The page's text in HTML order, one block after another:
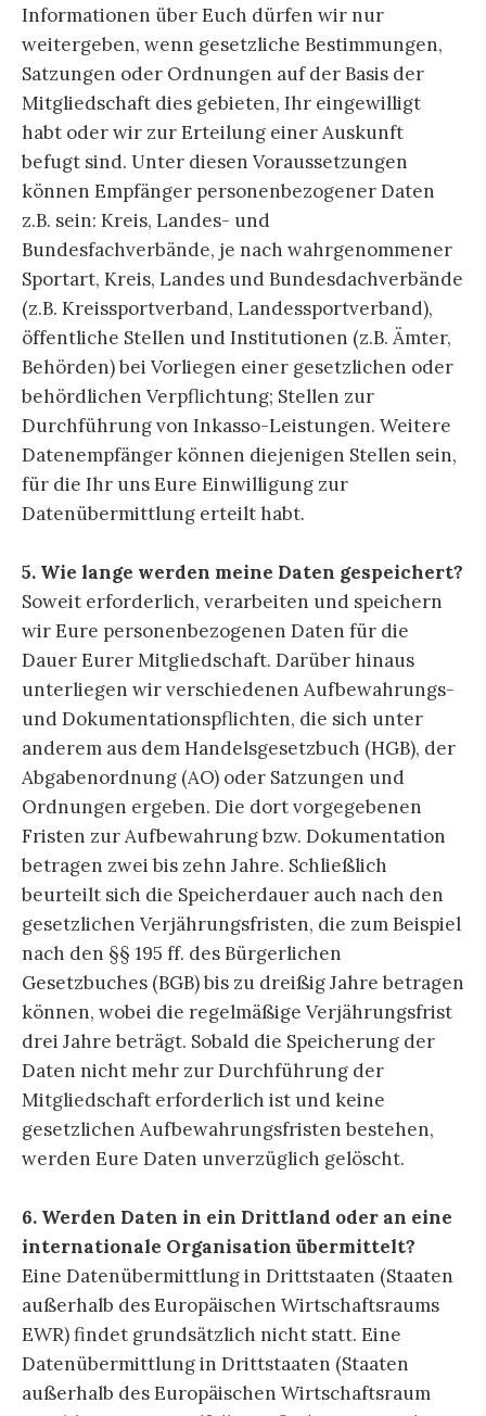
Informationen über Euch dürfen wir nur
weitergeben, wenn gesetzliche Bestimmungen,
Satzungen oder Ordnungen auf der Basis der
Mitgliedschaft dies gebieten, Ihr eingewilligt
habt oder wir zur Erteilung einer Auskunft
befugt sind. Unter diesen Voraussetzungen
können Empfänger personenbezogener Daten
z.B. sein: Kreis, Landes- und
Bundesfachverbände, je nach wahrgenommener
Sportart, Kreis, Landes und Bundesdachverbände
(z.B. Kreissportverband, Landessportverband),
öffentliche Stellen und Institutionen (z.B. Ämter,
Behörden) bei Vorliegen einer gesetzlichen oder
behördlichen Verpflichtung; Stellen zur
Durchführung von Inkasso-Leistungen. Weitere
Datenempfänger können diejenigen Stellen sein,
für die Ihr uns Eure Einwilligung zur
Datenübermittlung erteilt habt.
5. Wie lange werden meine Daten gespeichert?
Soweit erforderlich, verarbeiten und speichern
wir Eure personenbezogenen Daten für die
Dauer Eurer Mitgliedschaft. Darüber hinaus
unterliegen wir verschiedenen Aufbewahrungs-
und Dokumentationspflichten, die sich unter
anderem aus dem Handelsgesetzbuch (HGB), der
Abgabenordnung (AO) oder Satzungen und
Ordnungen ergeben. Die dort vorgegebenen
Fristen zur Aufbewahrung bzw. Dokumentation
betragen zwei bis zehn Jahre. Schließlich
beurteilt sich die Speicherdauer auch nach den
gesetzlichen Verjährungsfristen, die zum Beispiel
nach den §§ 195 ff. des Bürgerlichen
Gesetzbuches (BGB) bis zu dreißig Jahre betragen
können, wobei die regelmäßige Verjährungsfrist
drei Jahre beträgt. Sobald die Speicherung der
Daten nicht mehr zur Durchführung der
Mitgliedschaft erforderlich ist und keine
gesetzlichen Aufbewahrungsfristen bestehen,
werden Eure Daten unverzüglich gelöscht.
6. Werden Daten in ein Drittland oder an eine
internationale Organisation übermittelt?
Eine Datenübermittlung in Drittstaaten (Staaten
außerhalb des Europäischen Wirtschaftsraums
EWR) findet grundsätzlich nicht statt. Eine
Datenübermittlung in Drittstaaten (Staaten
außerhalb des Europäischen Wirtschaftsraum